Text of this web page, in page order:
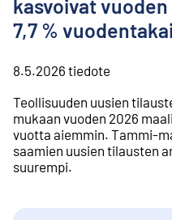
kasvoivat
7,7 %
8.5.2026 tiedote
Teollisuuden uusien
mukaan vuoden 2026
vuotta aiemmin. Tammi-
saamien uusien tilausten
suurempi.